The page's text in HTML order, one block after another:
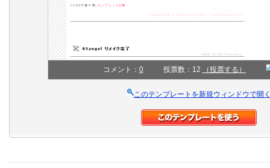
コメント： 0 投票数：12 （投票する）
このテンプレートを新規ウィンドウで開